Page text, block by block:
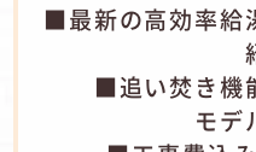
■最新の高効率給
■追い焚き機能
モデ